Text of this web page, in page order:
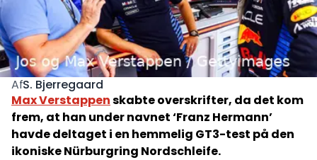
AfS. Bjerregaard
Max Verstappenskabte overskrifter, da det kom
frem, at han under navnet ‘Franz Hermann’
havde deltaget i en hemmelig GT3-test på den
ikoniske Nürburgring Nordschleife.